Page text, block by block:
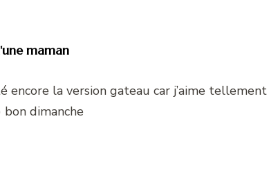
maman
encore la version gateau car j’aime
dimanche